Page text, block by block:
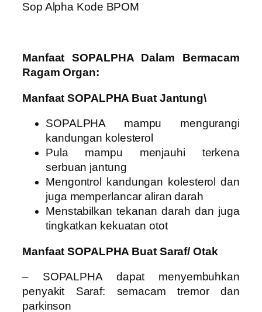
Sop Alpha Kode BPOM
Manfaat SOPALPHA Dalam Bermacam
Ragam Organ:
Manfaat SOPALPHA Buat Jantung\
SOPALPHA mampu mengurangi
kandungan kolesterol
Pula mampu menjauhi terkena
serbuan jantung
Mengontrol kandungan kolesterol dan
juga memperlancar aliran darah
Menstabilkan tekanan darah dan juga
tingkatkan kekuatan otot
Manfaat SOPALPHA Buat Saraf/ Otak
– SOPALPHA dapat menyembuhkan
penyakit Saraf: semacam tremor dan
parkinson